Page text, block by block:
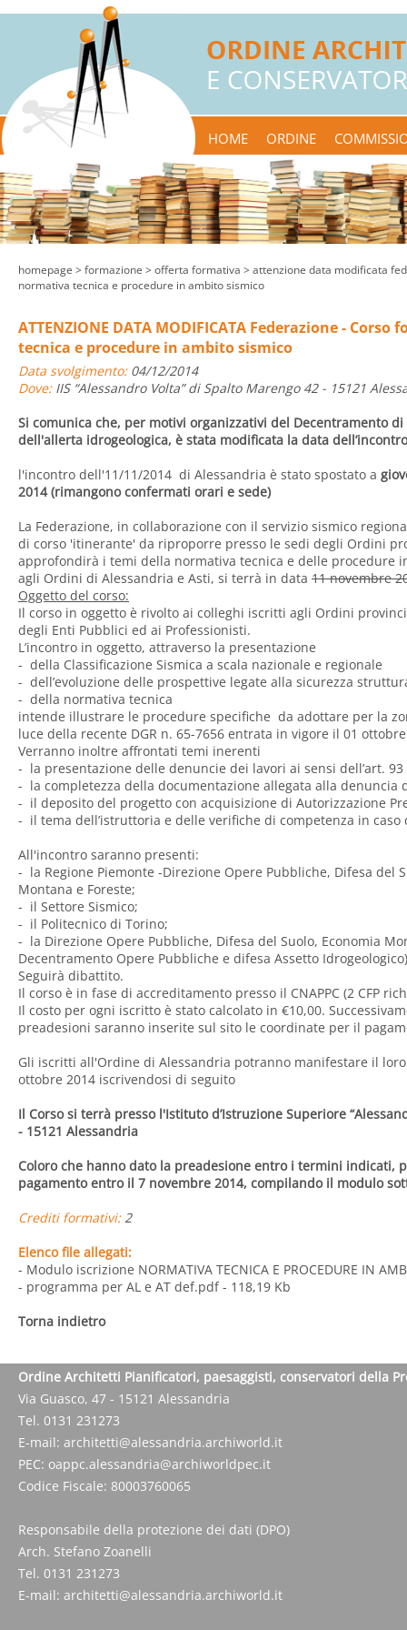
HOME ORDINE
homepage > formazione > offerta formativa > attenzione data modificata
normativa tecnica e procedure in ambito sismico
ATTENZIONE DATA MODIFICATA Federazione -
tecnica e procedure in ambito sismico
Data svolgimento:04/12/2014
Dove:IIS “Alessandro Volta” di Spalto Marengo 42 - 15121
Si comunica che, per motivi organizzativi del Decentramento di
dell'allerta idrogeologica, è stata modificata la data
l'incontro dell'11/11/2014 di Alessandria è stato spostato a
2014 (rimangono confermati orari e sede)
La Federazione, in collaborazione con il servizio sismico
di corso 'itinerante' da riproporre presso le sedi degli Ordini
approfondirà i temi della normativa tecnica e delle procedure
agli Ordini di Alessandria e Asti, si terrà in data 11 novembre
Oggetto del corso:
Il corso in oggetto è rivolto ai colleghi iscritti agli Ordini
degli Enti Pubblici ed ai Professionisti.
L’incontro in oggetto, attraverso la presentazione
- della Classificazione Sismica a scala nazionale e regionale
- dell’evoluzione delle prospettive legate alla sicurezza
- della normativa tecnica
intende illustrare le procedure specifiche da adottare per la
luce della recente DGR n. 65-7656 entrata in vigore il 01
Verranno inoltre affrontati temi inerenti
- la presentazione delle denuncie dei lavori ai sensi dell’art. 93
- la completezza della documentazione allegata alla denuncia
- il deposito del progetto con acquisizione di Autorizzazione
- il tema dell’istruttoria e delle verifiche di competenza in caso
All'incontro saranno presenti:
- la Regione Piemonte -Direzione Opere Pubbliche, Difesa del
Montana e Foreste;
- il Settore Sismico;
- il Politecnico di Torino;
- la Direzione Opere Pubbliche, Difesa del Suolo, Economia
Decentramento Opere Pubbliche e difesa Assetto
Seguirà dibattito.
Il corso è in fase di accreditamento presso il CNAPPC (2 CFP
Il costo per ogni iscritto è stato calcolato in €10,00.
preadesioni saranno inserite sul sito le coordinate per il
Gli iscritti all'Ordine di Alessandria potranno manifestare il
ottobre 2014 iscrivendosi di seguito
Il Corso si terrà presso l'Istituto d’Istruzione Superiore
- 15121 Alessandria
Coloro che hanno dato la preadesione entro i termini indicati,
pagamento entro il 7 novembre 2014, compilando il modulo
Crediti formativi:2
Elenco file allegati:
- Modulo iscrizione NORMATIVA TECNICA E PROCEDURE IN
- programma per AL e AT def.pdf- 118,19 Kb
Torna indietro
Ordine Architetti Pianificatori, paesaggisti, conservatori della
Via Guasco, 47 - 15121 Alessandria
Tel. 0131 231273
E-mail: architetti@alessandria.archiworld.it
PEC: oappc.alessandria@archiworldpec.it
Codice Fiscale: 80003760065
Responsabile della protezione dei dati (DPO)
Arch. Stefano Zoanelli
Tel. 0131 231273
E-mail: architetti@alessandria.archiworld.it